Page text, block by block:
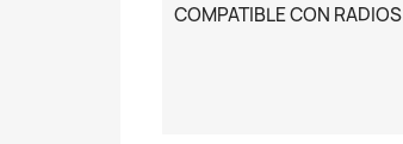
COMPATIBLE CON RADIOS